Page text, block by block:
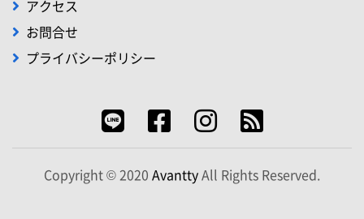
アクセス
お問合せ
プライバシーポリシー
Copyright © 2020 AvanttyAll Rights Reserved.